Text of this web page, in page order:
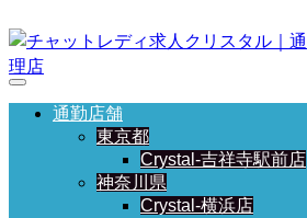
通勤店舗
東京都
Crystal-吉祥寺駅前店
神奈川県
Crystal-横浜店